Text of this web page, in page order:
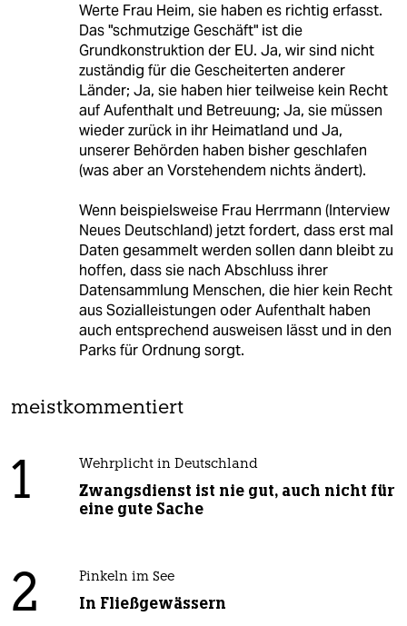
Werte Frau Heim, sie haben es richtig erfasst.
Das "schmutzige Geschäft" ist die
Grundkonstruktion der EU. Ja, wir sind nicht
zuständig für die Gescheiterten anderer
Länder; Ja, sie haben hier teilweise kein Recht
auf Aufenthalt und Betreuung; Ja, sie müssen
wieder zurück in ihr Heimatland und Ja,
unserer Behörden haben bisher geschlafen
(was aber an Vorstehendem nichts ändert).
Wenn beispielsweise Frau Herrmann (Interview
Neues Deutschland) jetzt fordert, dass erst mal
Daten gesammelt werden sollen dann bleibt zu
hoffen, dass sie nach Abschluss ihrer
Datensammlung Menschen, die hier kein Recht
aus Sozialleistungen oder Aufenthalt haben
auch entsprechend ausweisen lässt und in den
Parks für Ordnung sorgt.
meistkommentiert
1 Wehrplicht in Deutschland
Zwangsdienst ist nie gut, auch nicht für
eine gute Sache
2 Pinkeln im See
In Fließgewässern